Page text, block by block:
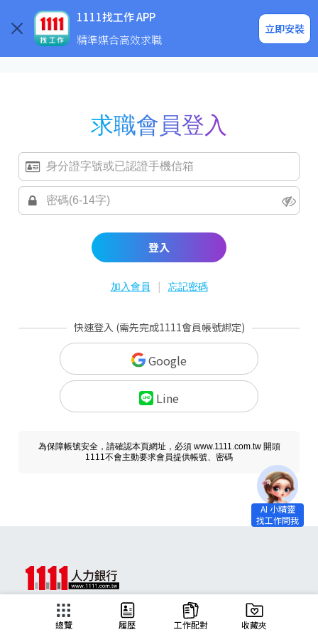
1111找工作 APP
精準媒合高效求職
立即安裝
企業求才
求職會員登入
登入
加入會員 | 忘記密碼
快速登入 (需先完成1111會員帳號綁定)
Google
Line
為保障帳號安全，請確認本頁網址，必須 www.1111.com.tw 開頭
1111不會主動要求會員提供帳號、密碼
總覽 履歷 工作配對 收藏夾